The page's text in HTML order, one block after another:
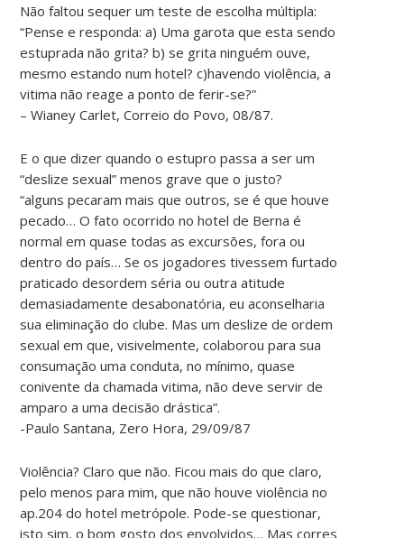
Não faltou sequer um teste de escolha múltipla:
“Pense e responda: a) Uma garota que esta sendo
estuprada não grita? b) se grita ninguém ouve,
mesmo estando num hotel? c)havendo violência, a
vitima não reage a ponto de ferir-se?”
– Wianey Carlet, Correio do Povo, 08/87.
E o que dizer quando o estupro passa a ser um
“deslize sexual” menos grave que o justo?
“alguns pecaram mais que outros, se é que houve
pecado… O fato ocorrido no hotel de Berna é
normal em quase todas as excursões, fora ou
dentro do país… Se os jogadores tivessem furtado
praticado desordem séria ou outra atitude
demasiadamente desabonatória, eu aconselharia
sua eliminação do clube. Mas um deslize de ordem
sexual em que, visivelmente, colaborou para sua
consumação uma conduta, no mínimo, quase
conivente da chamada vitima, não deve servir de
amparo a uma decisão drástica”.
-Paulo Santana, Zero Hora, 29/09/87
Violência? Claro que não. Ficou mais do que claro,
pelo menos para mim, que não houve violência no
ap.204 do hotel metrópole. Pode-se questionar,
isto sim, o bom gosto dos envolvidos… Mas corres